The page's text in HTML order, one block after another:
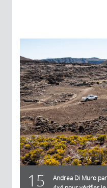
15
Andrea Di Muro